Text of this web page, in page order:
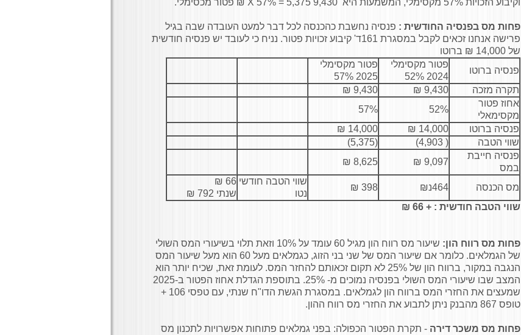
וקיבוע הזכויות 57% מקסימלי, המשמעות היא 9,430 X 57% = 5,375 ₪ פטור מכסימלי.
פחות מס בפנסיה החודשית : פנסיה נחשבת כהכנסה לכל דבר למעט העובדה שבה בגיל
פרישה אנחנו זכאים לקבל במסגרת 161ד' קיבוע זכויות פטור. נניח כי לעובד יש פנסיה חודשית
של 14,000 ₪ ברוטו
פנסיה ברוטו
פטור מקסימלי
2024 52%
פטור מקסימלי
2025 57%
תקרה מזכה
9,430 ₪
9,430 ₪
אחוז פטור
מקסימאלי
52%
57%
פנסיה ברוטו
14,000 ₪
14,000 ₪
שווי הטבה
( 4,903)
(5,375)
פנסיה חייבת
במס
9,097 ₪
8,625 ₪
מס הכנסה 464נ₪ 398 ₪
שווי הטבה חודשי
נטו
66 ₪
שנתי 792 ₪
שווי הטבה חודשית : + 66 ₪
פחות מס רווח הון:
שיעור מס רווח הון מגיל 60 עומד על 10% וזאת תלוי בשיעורי המס השולי
של הגמלאים. כלומר אם שיעור המס של שני בני הזוג, כגמלאים מעל 60 הוא מעל שיעור המס
הנגבה במקור, ברווח הון של 25% לא תקום זכאותם להחזר המס. לעומת זאת, שכיח יותר הוא
המצב שבו שיעורי המס השולי בפנסיה נמוכים מ- 25%. בתוספת הגדלת אחוז הפטור ב-2025
שמעצים את החזרי המס ברווח הון לגמלאים. במסגרת הגשת הדו"ח שנתי, עם טפסי 106 +
טופס 867 מהבנק ניתן לתבוע את החזרי מס רווח ההון.
פחות מס משכר דירה - תקרת הפטור הכפולה: בפני גמלאים פתוחות אפשרויות לתכנון מס